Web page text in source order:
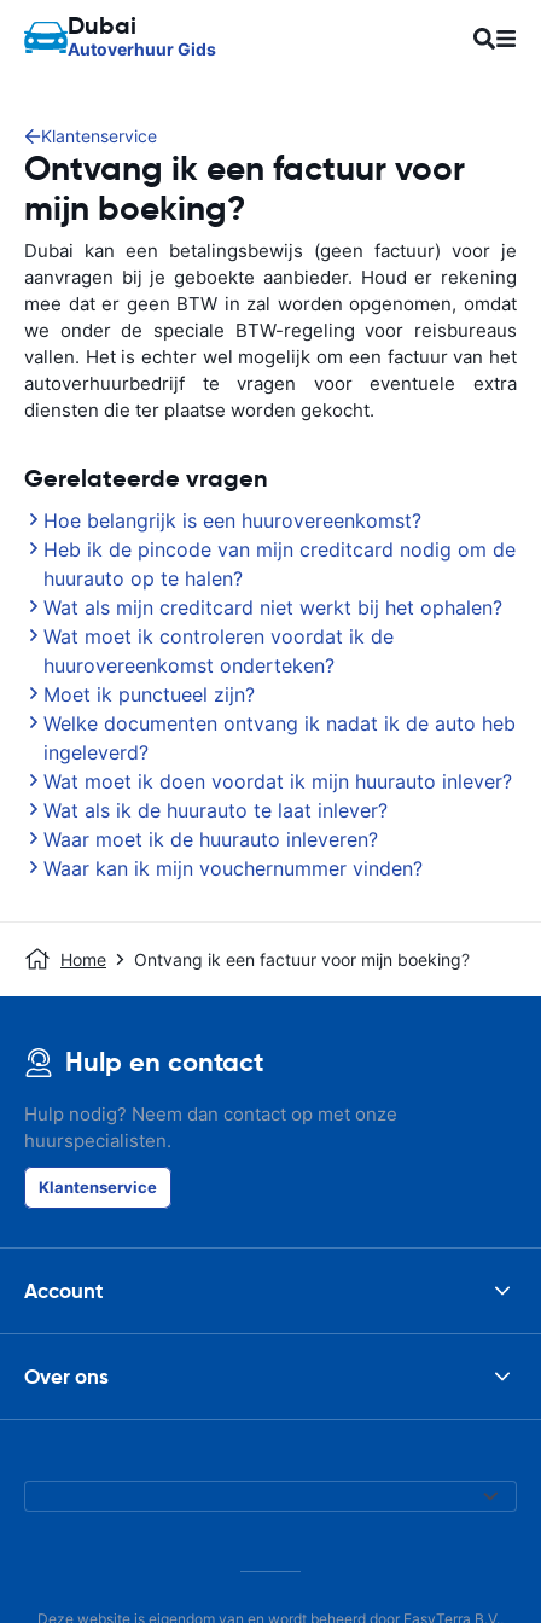
Dubai
Autoverhuur Gids
Klantenservice
Ontvang ik een factuur voor
mijn boeking?
Dubai kan een betalingsbewijs (geen factuur) voor je
aanvragen bij je geboekte aanbieder. Houd er rekening
mee dat er geen BTW in zal worden opgenomen, omdat
we onder de speciale BTW-regeling voor reisbureaus
vallen. Het is echter wel mogelijk om een factuur van het
autoverhuurbedrijf te vragen voor eventuele extra
diensten die ter plaatse worden gekocht.
Gerelateerde vragen
Hoe belangrijk is een huurovereenkomst?
Heb ik de pincode van mijn creditcard nodig om de
huurauto op te halen?
Wat als mijn creditcard niet werkt bij het ophalen?
Wat moet ik controleren voordat ik de
huurovereenkomst onderteken?
Moet ik punctueel zijn?
Welke documenten ontvang ik nadat ik de auto heb
ingeleverd?
Wat moet ik doen voordat ik mijn huurauto inlever?
Wat als ik de huurauto te laat inlever?
Waar moet ik de huurauto inleveren?
Waar kan ik mijn vouchernummer vinden?
Home Ontvang ik een factuur voor mijn boeking?
Hulp en contact
Hulp nodig? Neem dan contact op met onze
huurspecialisten.
Klantenservice
Account
Over ons
Deze website is eigendom van en wordt beheerd door EasyTerra B.V.,